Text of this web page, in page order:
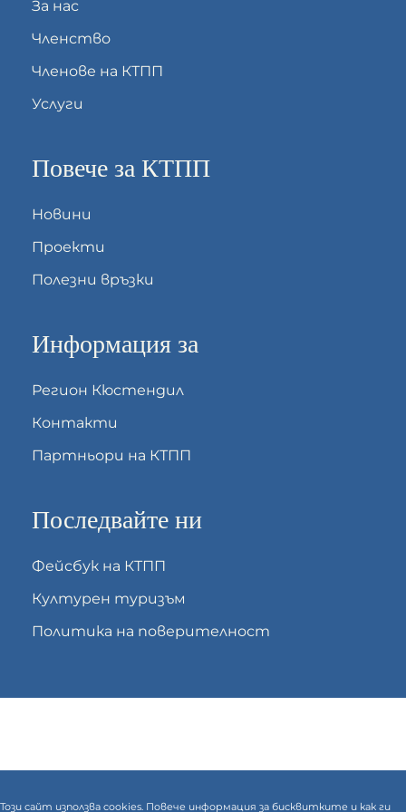
За нас
Членство
Членове на КТПП
Услуги
Повече за КТПП
Новини
Проекти
Полезни връзки
Информация за
Регион Кюстендил
Контакти
Партньори на КТПП
Последвайте ни
Фейсбук на КТПП
Културен туризъм
Политика на поверителност
Този сайт използва cookies. Повече информация за бисквитките и как ги